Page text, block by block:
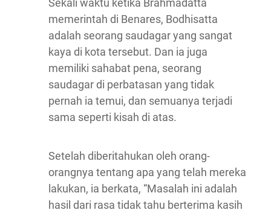
Sekali waktu ketika Brahmadatta
memerintah di Benares, Bodhisatta
adalah seorang saudagar yang sangat
kaya di kota tersebut. Dan ia juga
memiliki sahabat pena, seorang
saudagar di perbatasan yang tidak
pernah ia temui, dan semuanya terjadi
sama seperti kisah di atas.
Setelah diberitahukan oleh orang-
orangnya tentang apa yang telah mereka
lakukan, ia berkata, “Masalah ini adalah
hasil dari rasa tidak tahu berterima kasih